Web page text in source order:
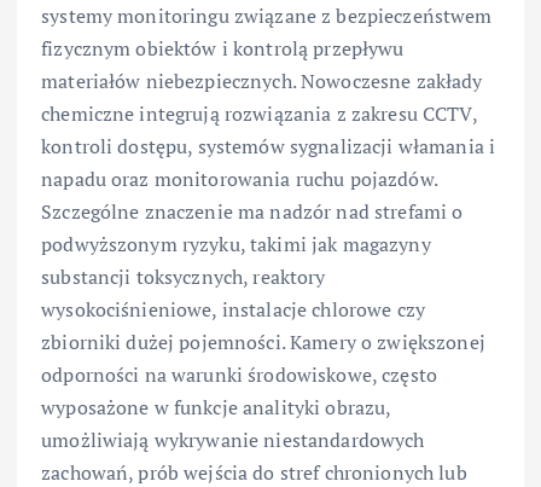
systemy monitoringu związane z bezpieczeństwem
fizycznym obiektów i kontrolą przepływu
materiałów niebezpiecznych. Nowoczesne zakłady
chemiczne integrują rozwiązania z zakresu CCTV,
kontroli dostępu, systemów sygnalizacji włamania i
napadu oraz monitorowania ruchu pojazdów.
Szczególne znaczenie ma nadzór nad strefami o
podwyższonym ryzyku, takimi jak magazyny
substancji toksycznych, reaktory
wysokociśnieniowe, instalacje chlorowe czy
zbiorniki dużej pojemności. Kamery o zwiększonej
odporności na warunki środowiskowe, często
wyposażone w funkcje analityki obrazu,
umożliwiają wykrywanie niestandardowych
zachowań, prób wejścia do stref chronionych lub